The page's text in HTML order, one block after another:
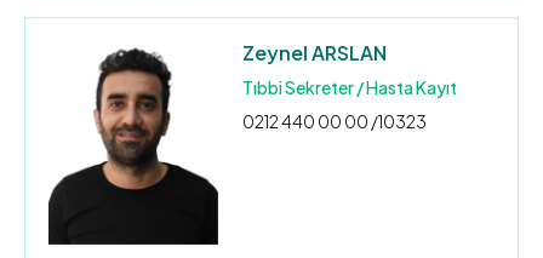
Zeynel ARSLAN
Tıbbi Sekreter / Hasta Kayıt
0212 440 00 00 /10323